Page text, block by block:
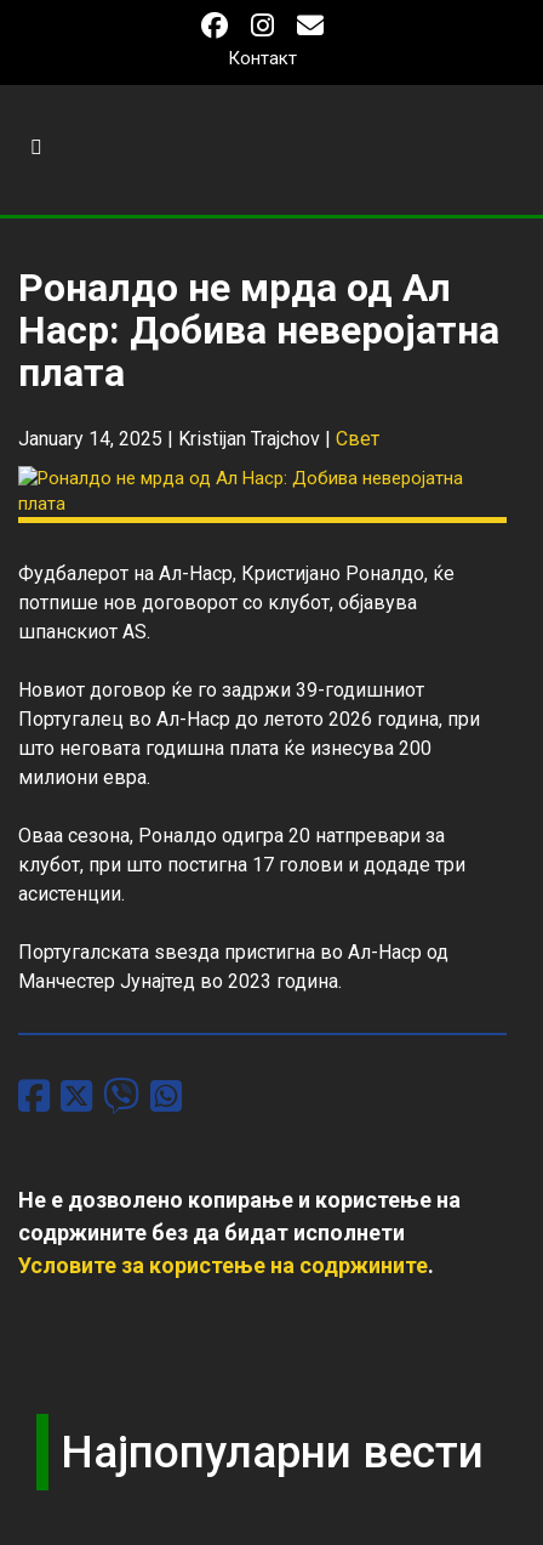
Контакт
Роналдо не мрда од Ал
Наср: Добива неверојатна
плата
January 14, 2025 | Kristijan Trajchov | Свет
Фудбалерот на Ал-Наср, Кристијано Роналдо, ќе
потпише нов договорот со клубот, објавува
шпанскиот AS.
Новиот договор ќе го задржи 39-годишниот
Португалец во Ал-Наср до летото 2026 година, при
што неговата годишна плата ќе изнесува 200
милиони евра.
Оваа сезона, Роналдо одигра 20 натпревари за
клубот, при што постигна 17 голови и додаде три
асистенции.
Португалската ѕвезда пристигна во Ал-Наср од
Манчестер Јунајтед во 2023 година.
Не е дозволено копирање и користење на
содржините без да бидат исполнети
Условите за користење на содржините.
Најпопуларни вести